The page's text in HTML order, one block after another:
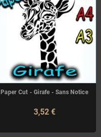
Paper Cut - Girafe - Sans Notice
3,52 €